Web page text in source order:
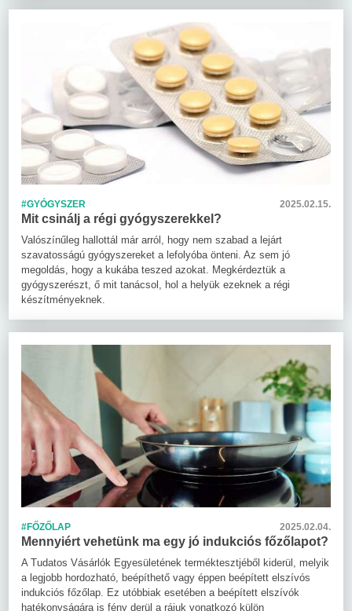
#GYÓGYSZER 2025.02.15.
Mit csinálj a régi gyógyszerekkel?
Valószínűleg hallottál már arról, hogy nem szabad a lejárt
szavatosságú gyógyszereket a lefolyóba önteni. Az sem jó
megoldás, hogy a kukába teszed azokat. Megkérdeztük a
gyógyszerészt, ő mit tanácsol, hol a helyük ezeknek a régi
készítményeknek.
#FŐZŐLAP 2025.02.04.
Mennyiért vehetünk ma egy jó indukciós főzőlapot?
A Tudatos Vásárlók Egyesületének terméktesztjéből kiderül, melyik
a legjobb hordozható, beépíthető vagy éppen beépített elszívós
indukciós főzőlap. Ez utóbbiak esetében a beépített elszívók
hatékonyságára is fény derül a rájuk vonatkozó külön